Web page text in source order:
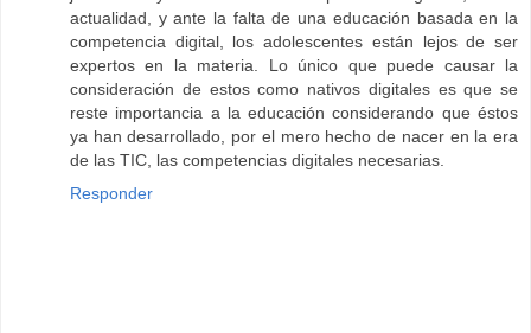
actualidad, y ante la falta de una educación basada en la
competencia digital, los adolescentes están lejos de ser
expertos en la materia. Lo único que puede causar la
consideración de estos como nativos digitales es que se
reste importancia a la educación considerando que éstos
ya han desarrollado, por el mero hecho de nacer en la era
de las TIC, las competencias digitales necesarias.
Responder